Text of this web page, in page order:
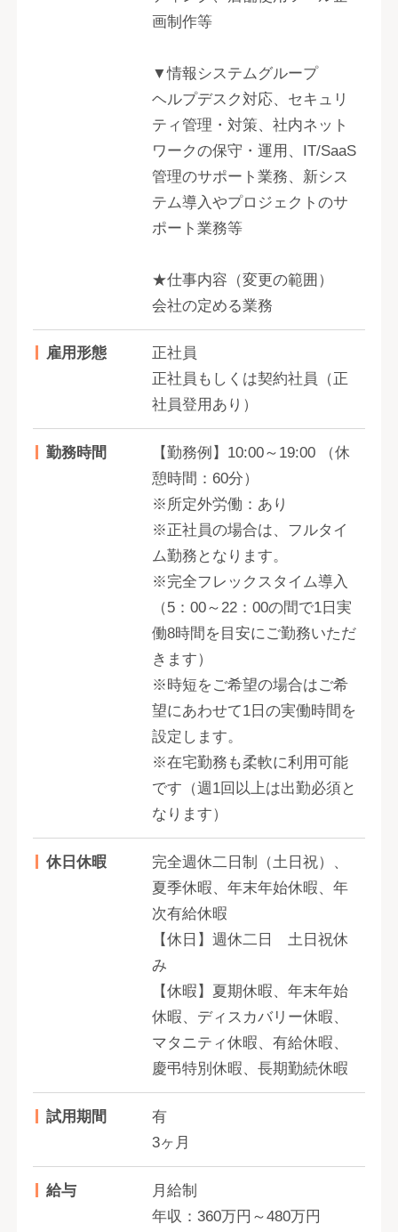
画制作等
▼情報システムグループ
ヘルプデスク対応、セキュリ
ティ管理・対策、社内ネット
ワークの保守・運用、IT/SaaS
管理のサポート業務、新シス
テム導入やプロジェクトのサ
ポート業務等
★仕事内容（変更の範囲）
会社の定める業務
雇用形態
正社員
正社員もしくは契約社員（正
社員登用あり）
勤務時間
【勤務例】10:00～19:00 （休
憩時間：60分）
※所定外労働：あり
※正社員の場合は、フルタイ
ム勤務となります。
※完全フレックスタイム導入
（5：00～22：00の間で1日実
働8時間を目安にご勤務いただ
きます）
※時短をご希望の場合はご希
望にあわせて1日の実働時間を
設定します。
※在宅勤務も柔軟に利用可能
です（週1回以上は出勤必須と
なります）
休日休暇
完全週休二日制（土日祝）、
夏季休暇、年末年始休暇、年
次有給休暇
【休日】週休二日 土日祝休
み
【休暇】夏期休暇、年末年始
休暇、ディスカバリー休暇、
マタニティ休暇、有給休暇、
慶弔特別休暇、長期勤続休暇
試用期間
有
3ヶ月
給与
月給制
年収：360万円～480万円